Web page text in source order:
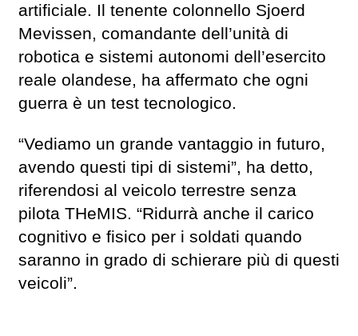
artificiale. Il tenente colonnello Sjoerd
Mevissen, comandante dell’unità di
robotica e sistemi autonomi dell’esercito
reale olandese, ha affermato che ogni
guerra è un test tecnologico.
“Vediamo un grande vantaggio in futuro,
avendo questi tipi di sistemi”, ha detto,
riferendosi al veicolo terrestre senza
pilota THeMIS. “Ridurrà anche il carico
cognitivo e fisico per i soldati quando
saranno in grado di schierare più di questi
veicoli”.